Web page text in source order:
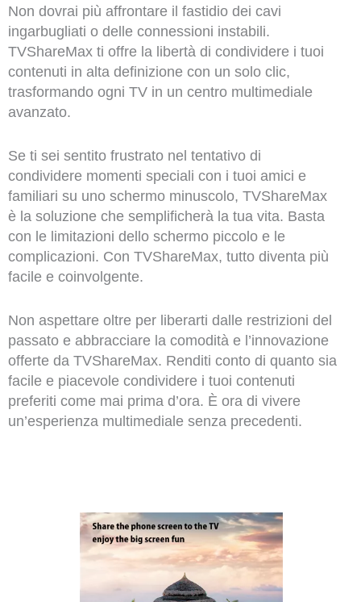
Non dovrai più affrontare il fastidio dei cavi
ingarbugliati o delle connessioni instabili.
TVShareMax ti offre la libertà di condividere i tuoi
contenuti in alta definizione con un solo clic,
trasformando ogni TV in un centro multimediale
avanzato.
Se ti sei sentito frustrato nel tentativo di
condividere momenti speciali con i tuoi amici e
familiari su uno schermo minuscolo, TVShareMax
è la soluzione che semplificherà la tua vita. Basta
con le limitazioni dello schermo piccolo e le
complicazioni. Con TVShareMax, tutto diventa più
facile e coinvolgente.
Non aspettare oltre per liberarti dalle restrizioni del
passato e abbracciare la comodità e l’innovazione
offerte da TVShareMax. Renditi conto di quanto sia
facile e piacevole condividere i tuoi contenuti
preferiti come mai prima d’ora. È ora di vivere
un’esperienza multimediale senza precedenti.